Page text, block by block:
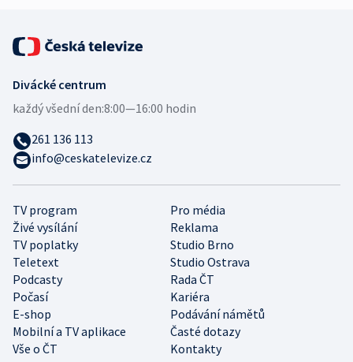
TV program
Pro média
Živé vysílání
Reklama
TV poplatky
Studio Brno
Teletext
Studio Ostrava
Podcasty
Rada ČT
Počasí
Kariéra
E-shop
Podávání námětů
Mobilní a TV aplikace
Časté dotazy
Vše o ČT
Kontakty
Divácké centrum
každý všední den:8:00—16:00 hodin
261 136 113
info@ceskatelevize.cz